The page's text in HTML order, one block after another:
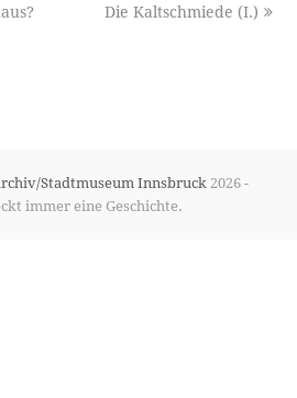
next
Die Kaltschmiede (I.)
Stadtmuseum Innsbruck 2026 -
immer eine Geschichte.